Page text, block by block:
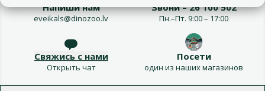
Напиши нам
eveikals@dinozoo.lv
Звони – 26 100 502
Пн.–Пт. 9:00 – 17:00
Свяжись с нами
Открыть чат
Посети
один из наших магазинов